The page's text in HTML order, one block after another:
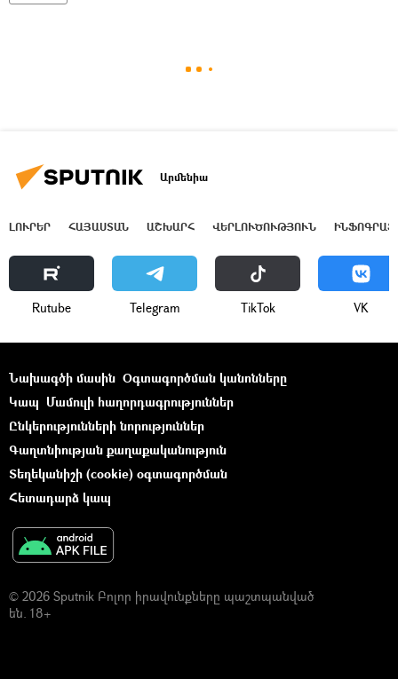
Արմենիա
ԼՈՒՐԵՐ ՀԱՅԱՍՏԱՆ ԱՇԽԱՐՀ ՎԵՐԼՈՒԾՈՒԹՅՈՒՆ
Rutube Telegram ТikТоk VK
Նախագծի մասին Օգտագործման կանոնները
Կապ Մամուլի հաղորդագրություններ
Ընկերությունների նորություններ
Գաղտնիության քաղաքականություն
Տեղեկանիշի (cookie) օգտագործման
Հետադարձ կապ
© 2026 Sputnik Բոլոր իրավունքները պաշտպանված
են. 18+